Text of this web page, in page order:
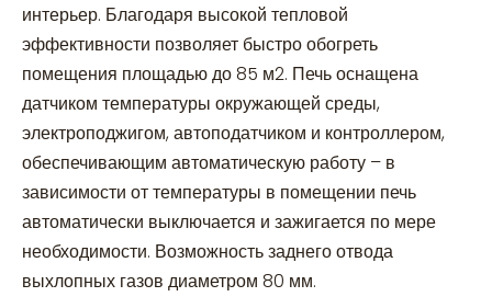
интерьер. Благодаря высокой тепловой
эффективности позволяет быстро обогреть
помещения площадью до 85 м2. Печь оснащена
датчиком температуры окружающей среды,
электроподжигом, автоподатчиком и контроллером,
обеспечивающим автоматическую работу – в
зависимости от температуры в помещении печь
автоматически выключается и зажигается по мере
необходимости. Возможность заднего отвода
выхлопных газов диаметром 80 мм.